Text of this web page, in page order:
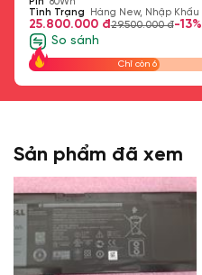
to 96GB)
Tình Trạng
Hàng New, Nhập Khẩu
25.800.000 đ29.500.000 đ-13%
So sánh
Chỉ còn 6
Sản phẩm đã xem